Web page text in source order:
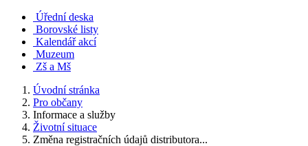
Úřední deska
Borovské listy
Kalendář akcí
Muzeum
Zš a Mš
Úvodní stránka
Pro občany
Informace a služby
Životní situace
Změna registračních údajů distributora...